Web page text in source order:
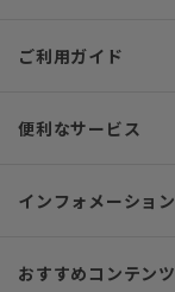
ご利用ガイド
便利なサービス
インフォメーション
おすすめコンテンツ